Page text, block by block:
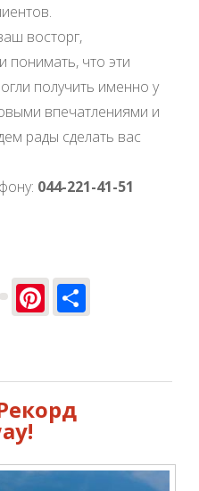
восторг,
понимать, что эти
получить именно у
впечатлениями и
рады сделать вас
044-221-41-51
TwitterPinterest